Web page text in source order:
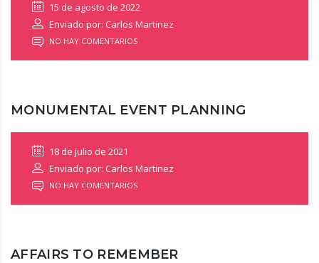
15 de agosto de 2022
Enviado por: Carlos Martinez
NO HAY COMENTARIOS
MONUMENTAL EVENT PLANNING
18 de julio de 2021
Enviado por: Carlos Martinez
NO HAY COMENTARIOS
AFFAIRS TO REMEMBER